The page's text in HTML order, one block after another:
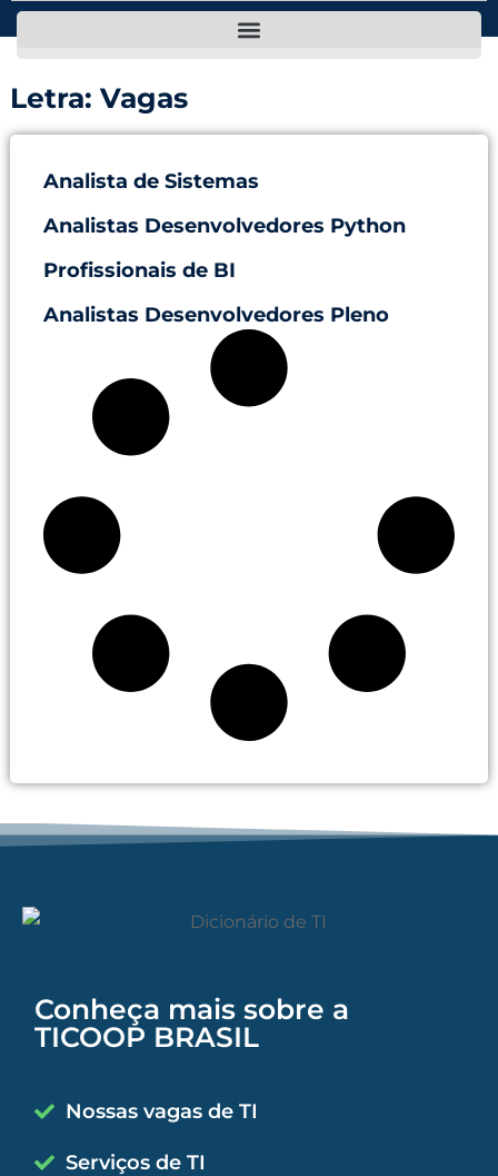
Letra: Vagas
Analista de Sistemas
Analistas Desenvolvedores Python
Profissionais de BI
Analistas Desenvolvedores Pleno
Conheça mais sobre a
TICOOP BRASIL
Nossas vagas de TI
Serviços de TI